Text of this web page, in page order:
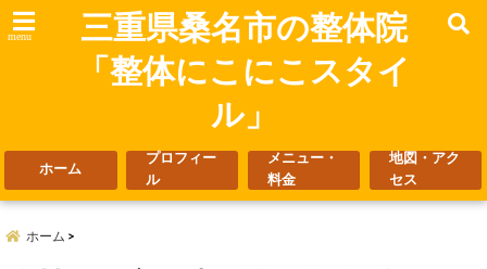
menu
三重県桑名市の整体院
「整体にこにこスタイ
ル」
ホーム
プロフィー
ル
メニュー・
料金
地図・アク
セス
ホーム